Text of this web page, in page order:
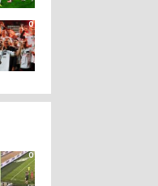
0
0